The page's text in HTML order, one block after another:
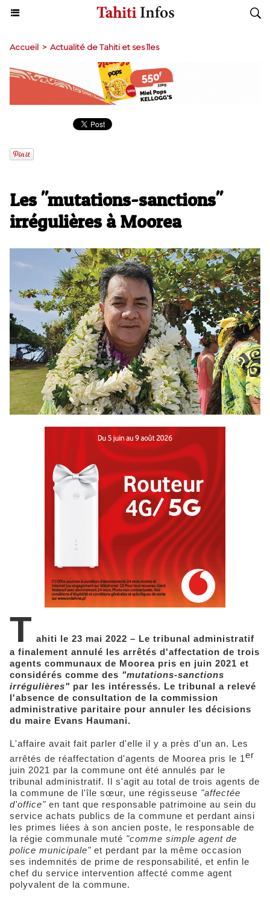
Accueil > Actualité de Tahiti et ses îles
Les "mutations-sanctions"
irrégulières à Moorea
T ahiti le 23 mai 2022 – Le tribunal administratif
a finalement annulé les arrêtés d'affectation de trois
agents communaux de Moorea pris en juin 2021 et
considérés comme des "mutations-sanctions
irrégulières" par les intéressés. Le tribunal a relevé
l'absence de consultation de la commission
administrative paritaire pour annuler les décisions
du maire Evans Haumani.
L'affaire avait fait parler d'elle il y a près d'un an. Les
arrêtés de réaffectation d'agents de Moorea pris le 1er
juin 2021 par la commune ont été annulés par le
tribunal administratif. Il s'agit au total de trois agents de
la commune de l'île sœur, une régisseuse "affectée
d'office" en tant que responsable patrimoine au sein du
service achats publics de la commune et perdant ainsi
les primes liées à son ancien poste, le responsable de
la régie communale muté "comme simple agent de
police municipale" et perdant par la même occasion
ses indemnités de prime de responsabilité, et enfin le
chef du service intervention affecté comme agent
polyvalent de la commune.